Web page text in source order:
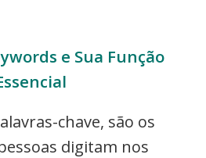
e Sua Função
chave, são os
digitam nos